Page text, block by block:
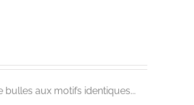
aux motifs identiques...